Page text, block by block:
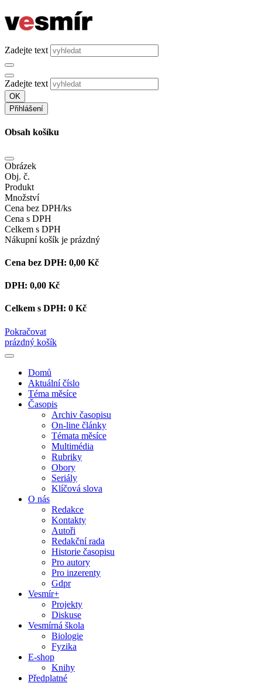
Zadejte text
Zadejte text
OK
Přihlášení
Obsah košíku
Obrázek
Obj. č.
Produkt
Množství
Cena bez DPH/ks
Cena s DPH
Celkem s DPH
Nákupní košík je prázdný
Cena bez DPH: 0,00 Kč
DPH: 0,00 Kč
Celkem s DPH: 0 Kč
Pokračovat
prázdný košík
Domů
Aktuální číslo
Téma měsíce
Časopis
Archiv časopisu
On-line články
Témata měsíce
Multimédia
Rubriky
Obory
Seriály
Klíčová slova
O nás
Redakce
Kontakty
Autoři
Redakční rada
Historie časopisu
Pro autory
Pro inzerenty
Gdpr
Vesmír+
Projekty
Diskuse
Vesmírná škola
Biologie
Fyzika
E-shop
Knihy
Předplatné